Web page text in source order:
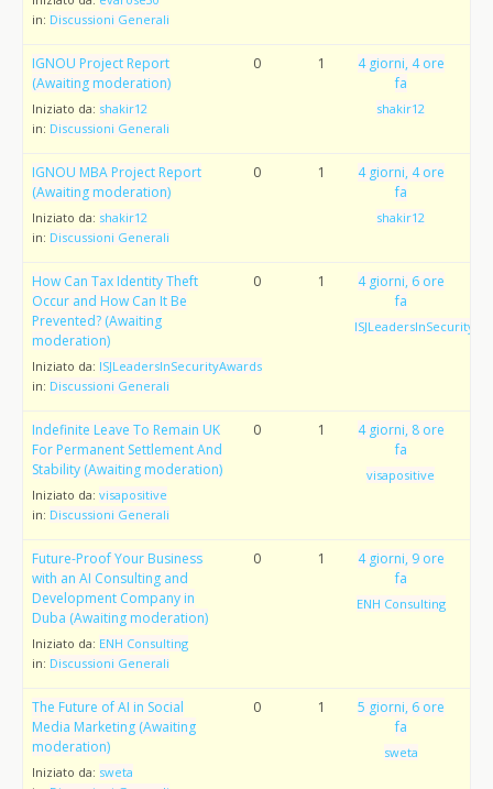
in: Discussioni Generali
IGNOU Project Report
(Awaiting moderation)
Iniziato da: shakir12
in: Discussioni Generali
0 1
4 giorni, 4 ore
fa
shakir12
IGNOU MBA Project Report
(Awaiting moderation)
Iniziato da: shakir12
in: Discussioni Generali
0 1
4 giorni, 4 ore
fa
shakir12
How Can Tax Identity Theft
Occur and How Can It Be
Prevented? (Awaiting
moderation)
Iniziato da: ISJLeadersInSecurityAwards
in: Discussioni Generali
0 1
4 giorni, 6 ore
fa
Indefinite Leave To Remain UK
For Permanent Settlement And
Stability (Awaiting moderation)
Iniziato da: visapositive
in: Discussioni Generali
0 1
4 giorni, 8 ore
fa
visapositive
Future-Proof Your Business
with an AI Consulting and
Development Company in
Duba (Awaiting moderation)
Iniziato da: ENH Consulting
in: Discussioni Generali
0 1
4 giorni, 9 ore
fa
ENH Consulting
The Future of AI in Social
Media Marketing (Awaiting
moderation)
Iniziato da: sweta
0 1
5 giorni, 6 ore
fa
sweta